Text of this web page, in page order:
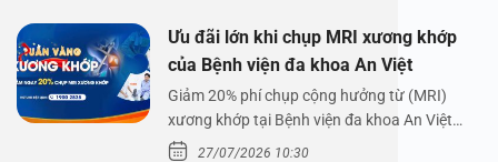
Ưu đãi lớn khi chụp MRI xương khớp
của Bệnh viện đa khoa An Việt
Giảm 20% phí chụp cộng hưởng từ (MRI)
xương khớp tại Bệnh viện đa khoa An Việt
Bệnh viện đa…
27/07/2026 10:30